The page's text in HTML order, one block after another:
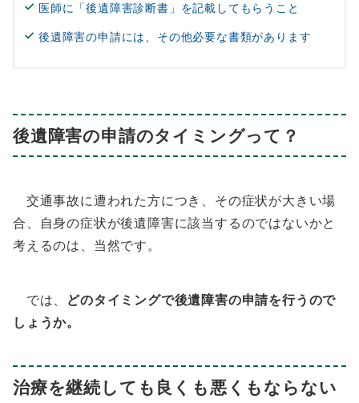
医師に「後遺障害診断書」を記載してもらうこと
後遺障害の申請には、その他必要な書類があります
後遺障害の申請のタイミングって？
交通事故に遭われた方につき、その症状が大きい場
合、自身の症状が後遺障害に該当するのではないかと
考えるのは、当然です。
では、 どのタイミングで後遺障害の申請を行うので
しょうか。
治療を継続しても良くも悪くもならない